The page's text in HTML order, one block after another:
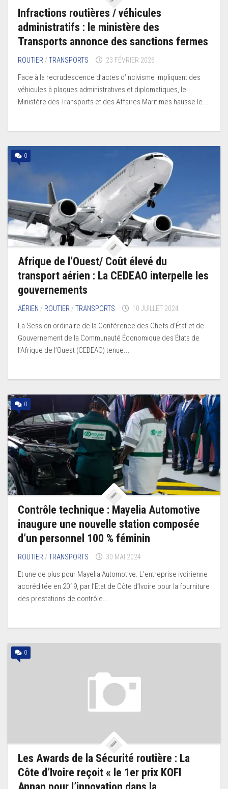
Infractions routières / véhicules
administratifs : le ministère des
Transports annonce des sanctions fermes
ROUTIER /TRANSPORTS 23 FÉVRIER 2026
Face à la recrudescence d’actes d’incivisme impliquant des
véhicules à plaques administratives et diplomatiques, le
Ministère des Transports et des Affaires Maritimes hausse le...
0
Afrique de l’Ouest/ Coût élevé du
transport aérien : La CEDEAO interpelle les
gouvernements
AÉRIEN / ROUTIER /TRANSPORTS 10 JUILLET 2024
La Session ordinaire de la Conférence des Chefs d’État et de
Gouvernement de la Communauté Économique des États de
l’Afrique de l’Ouest (CEDEAO) tenue...
0
Contrôle technique : Mayelia Automotive
inaugure une nouvelle station composée
d’un personnel 100 % féminin
ROUTIER /TRANSPORTS 30 MAI 2024
Et une de plus pour Mayelia Automotive. L’entreprise ivoirienne
accréditée en 2019, par l’Etat de Côte d’Ivoire pour la fourniture
des prestations de contrôle...
0
Les Awards de la Sécurité routière : La
Côte d’Ivoire reçoit « le 1er prix KOFI